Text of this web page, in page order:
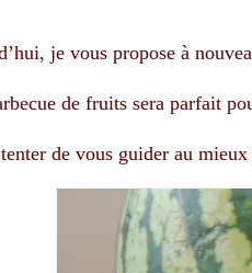
je vous propose à
de fruits sera parfait
de vous guider au